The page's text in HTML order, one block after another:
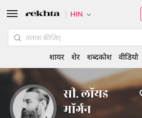
सी. लॉयड
मॉर्गन
HIN
शायर शेर शब्दकोश वीडियो